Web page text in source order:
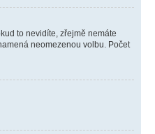
to nevidíte, zřejmě nemáte
neomezenou volbu. Počet